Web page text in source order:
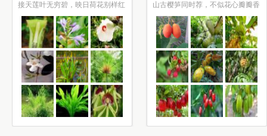
接天莲叶无穷碧，映日荷花别样红 山古樱笋同时荐，不似花心瓣瓣香